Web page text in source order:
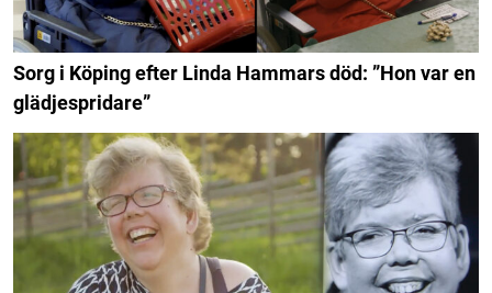
Sorg i Köping efter Linda Hammars död: ”Hon var en
glädjespridare”